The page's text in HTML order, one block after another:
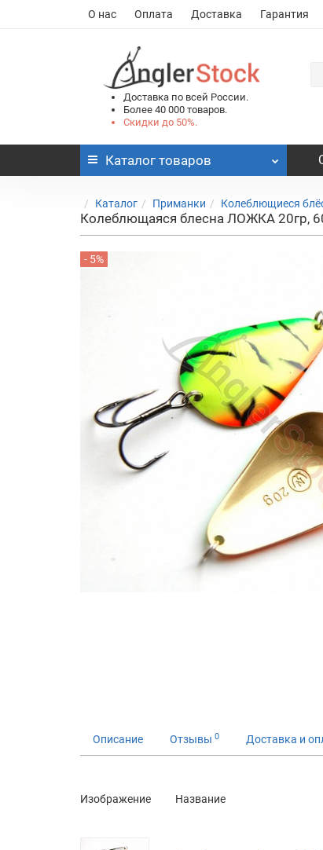
О нас Оплата Доставка Гарантия
Доставка по всей России.
Более 40 000 товаров.
Скидки до 50%.
Каталог товаров
Каталог Приманки Колеблющиеся
Колеблющаяся блесна ЛОЖКА 20гр,
- 5%
Описание Отзывы 0 Доставка и
Изображение Название